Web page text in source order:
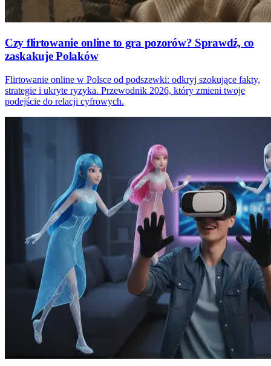
Czy flirtowanie online to gra pozorów? Sprawdź, co
zaskakuje Polaków
Flirtowanie online w Polsce od podszewki: odkryj szokujące fakty,
strategie i ukryte ryzyka. Przewodnik 2026, który zmieni twoje
podejście do relacji cyfrowych.